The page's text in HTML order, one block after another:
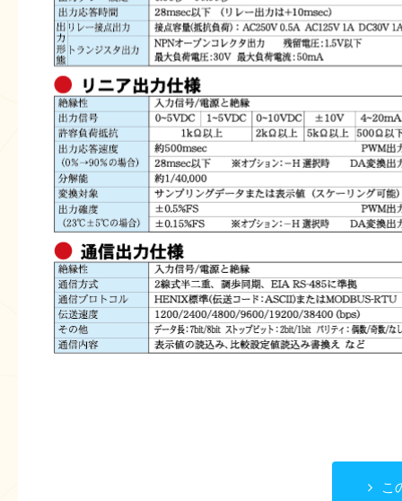
こ